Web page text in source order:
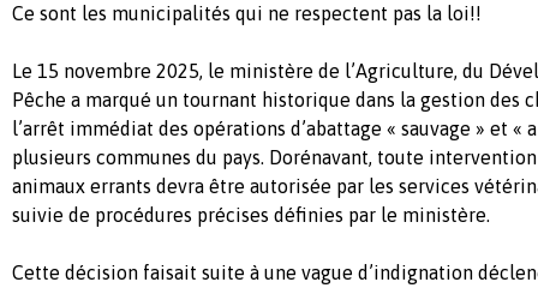
Ce sont les municipalités qui ne respectent pas la loi!!
Le 15 novembre 2025, le ministère de l’Agriculture, du
Pêche a marqué un tournant historique dans la gestion des
l’arrêt immédiat des opérations d’abattage « sauvage » et «
plusieurs communes du pays. Dorénavant, toute
animaux errants devra être autorisée par les services
suivie de procédures précises définies par le ministère.
Cette décision faisait suite à une vague d’indignation